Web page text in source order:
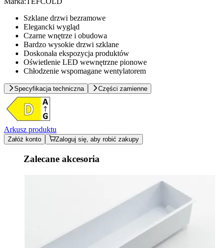
Szklane drzwi bezramowe
Elegancki wygląd
Czarne wnętrze i obudowa
Bardzo wysokie drzwi szklane
Doskonała ekspozycja produktów
Oświetlenie LED wewnętrzne pionowe
Chłodzenie wspomagane wentylatorem
Specyfikacja techniczna Części zamienne
Arkusz produktu
Załóż konto Zaloguj się, aby robić zakupy
Zalecane akcesoria